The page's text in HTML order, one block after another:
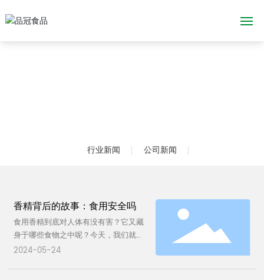
创新技术
产品应急召回预案
行业新闻 公司新闻
香精背后的故事：食用安全吗
食用香精到底对人体有没有害？它又藏
身于哪些食物之中呢？今天，我们就一
起深入了解一下食用香精的世界，探讨
2024-05-24